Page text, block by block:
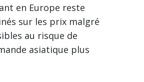
en Europe reste
sur les prix malgré
au risque de
asiatique plus